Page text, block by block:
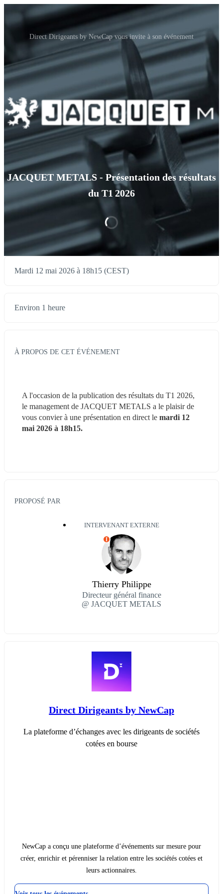
Direct Dirigeants by NewCap vous invite à son événement
JACQUET METALS - Présentation des résultats
du T1 2026
Mardi 12 mai 2026 à 18h15 (CEST)
Environ 1 heure
À PROPOS DE CET ÉVÉNEMENT
A l'occasion de la publication des résultats du T1 2026,
le management de JACQUET METALS a le plaisir de
vous convier à une présentation en direct le mardi 12
mai 2026 à 18h15.
PROPOSÉ PAR
INTERVENANT EXTERNE
I
Thierry Philippe
Directeur général finance
@ JACQUET METALS
Direct Dirigeants by NewCap
La plateforme d’échanges avec les dirigeants de sociétés
cotées en bourse
NewCap a conçu une plateforme d’événements sur mesure pour
créer, enrichir et pérenniser la relation entre les sociétés cotées et
leurs actionnaires.